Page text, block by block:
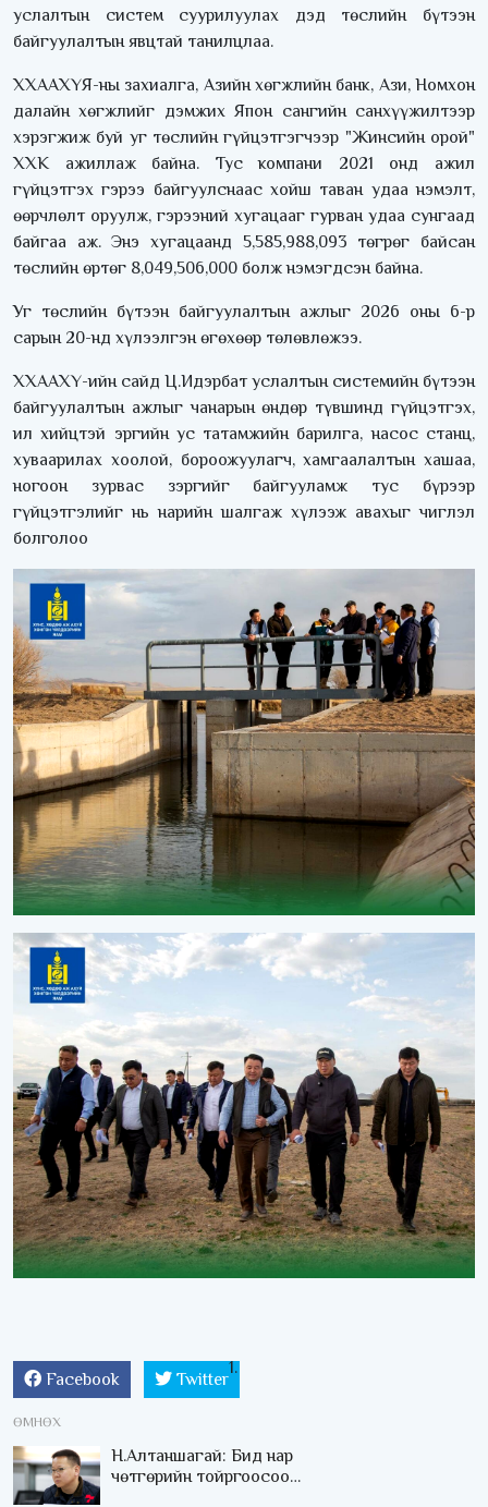
услалтын систем суурилуулах дэд төслийн бүтээн
байгуулалтын явцтай танилцлаа.
ХХААХҮЯ-ны захиалга, Азийн хөгжлийн банк, Ази, Номхон
далайн хөгжлийг дэмжих Япон сангийн санхүүжилтээр
хэрэгжиж буй уг төслийн гүйцэтгэгчээр "Жинсийн орой"
ХХК ажиллаж байна. Тус компани 2021 онд ажил
гүйцэтгэх гэрээ байгуулснаас хойш таван удаа нэмэлт,
өөрчлөлт оруулж, гэрээний хугацааг гурван удаа сунгаад
байгаа аж. Энэ хугацаанд 5,585,988,093 төгрөг байсан
төслийн өртөг 8,049,506,000 болж нэмэгдсэн байна.
Уг төслийн бүтээн байгуулалтын ажлыг 2026 оны 6-р
сарын 20-нд хүлээлгэн өгөхөөр төлөвлөжээ.
ХХААХҮ-ийн сайд Ц.Идэрбат услалтын системийн бүтээн
байгуулалтын ажлыг чанарын өндөр түвшинд гүйцэтгэх,
ил хийцтэй эргийн ус татамжийн барилга, насос станц,
хуваарилах хоолой, бороожуулагч, хамгаалалтын хашаа,
ногоон зурвас зэргийг байгууламж тус бүрээр
гүйцэтгэлийг нь нарийн шалгаж хүлээж авахыг чиглэл
болголоо
Facebook Twitter
ӨМНӨХ
Н.Алтаншагай: Бид нар
чөтгөрийн тойргоосоо